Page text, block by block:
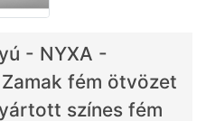
- NYXA -
fém ötvözet
színes fém